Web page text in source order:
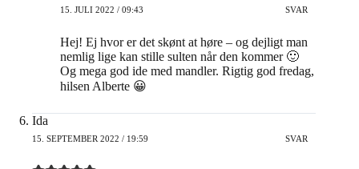
15. JULI 2022 / 09:43 SVAR
Hej! Ej hvor er det skønt at høre – og dejligt man
nemlig lige kan stille sulten når den kommer 🙂
Og mega god ide med mandler. Rigtig god fredag,
hilsen Alberte 😀
Ida
15. SEPTEMBER 2022 / 19:59 SVAR